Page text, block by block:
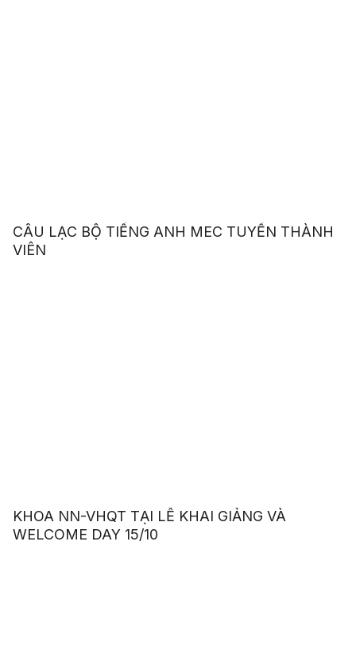
CÂU LẠC BỘ TIẾNG ANH MEC TUYỂN THÀNH
VIÊN
KHOA NN-VHQT TẠI LỄ KHAI GIẢNG VÀ
WELCOME DAY 15/10